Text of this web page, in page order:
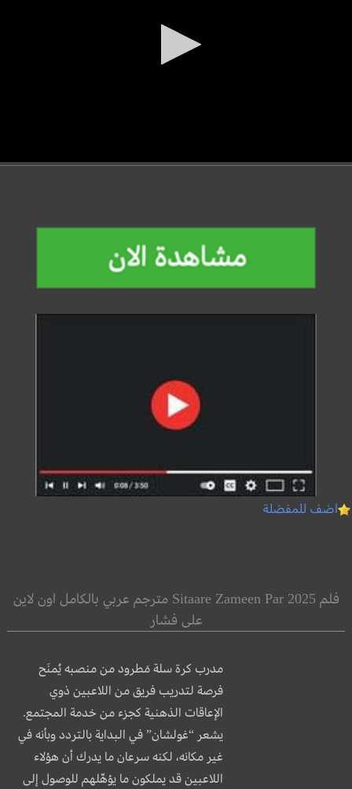
اضف للمفضلة
فلم Sitaare Zameen Par 2025 مترجم عربي بالكامل اون لاين
على فشار
مدرب كرة سلة مَطرود من منصبه يُمنَح
فرصة لتدريب فريق من اللاعبين ذوي
الإعاقات الذهنية كجزء من خدمة المجتمع.
يشعر “غولشان” في البداية بالتردد وبأنه في
غير مكانه، لكنه سرعان ما يدرك أن هؤلاء
اللاعبين قد يملكون ما يؤهّلهم للوصول إلى